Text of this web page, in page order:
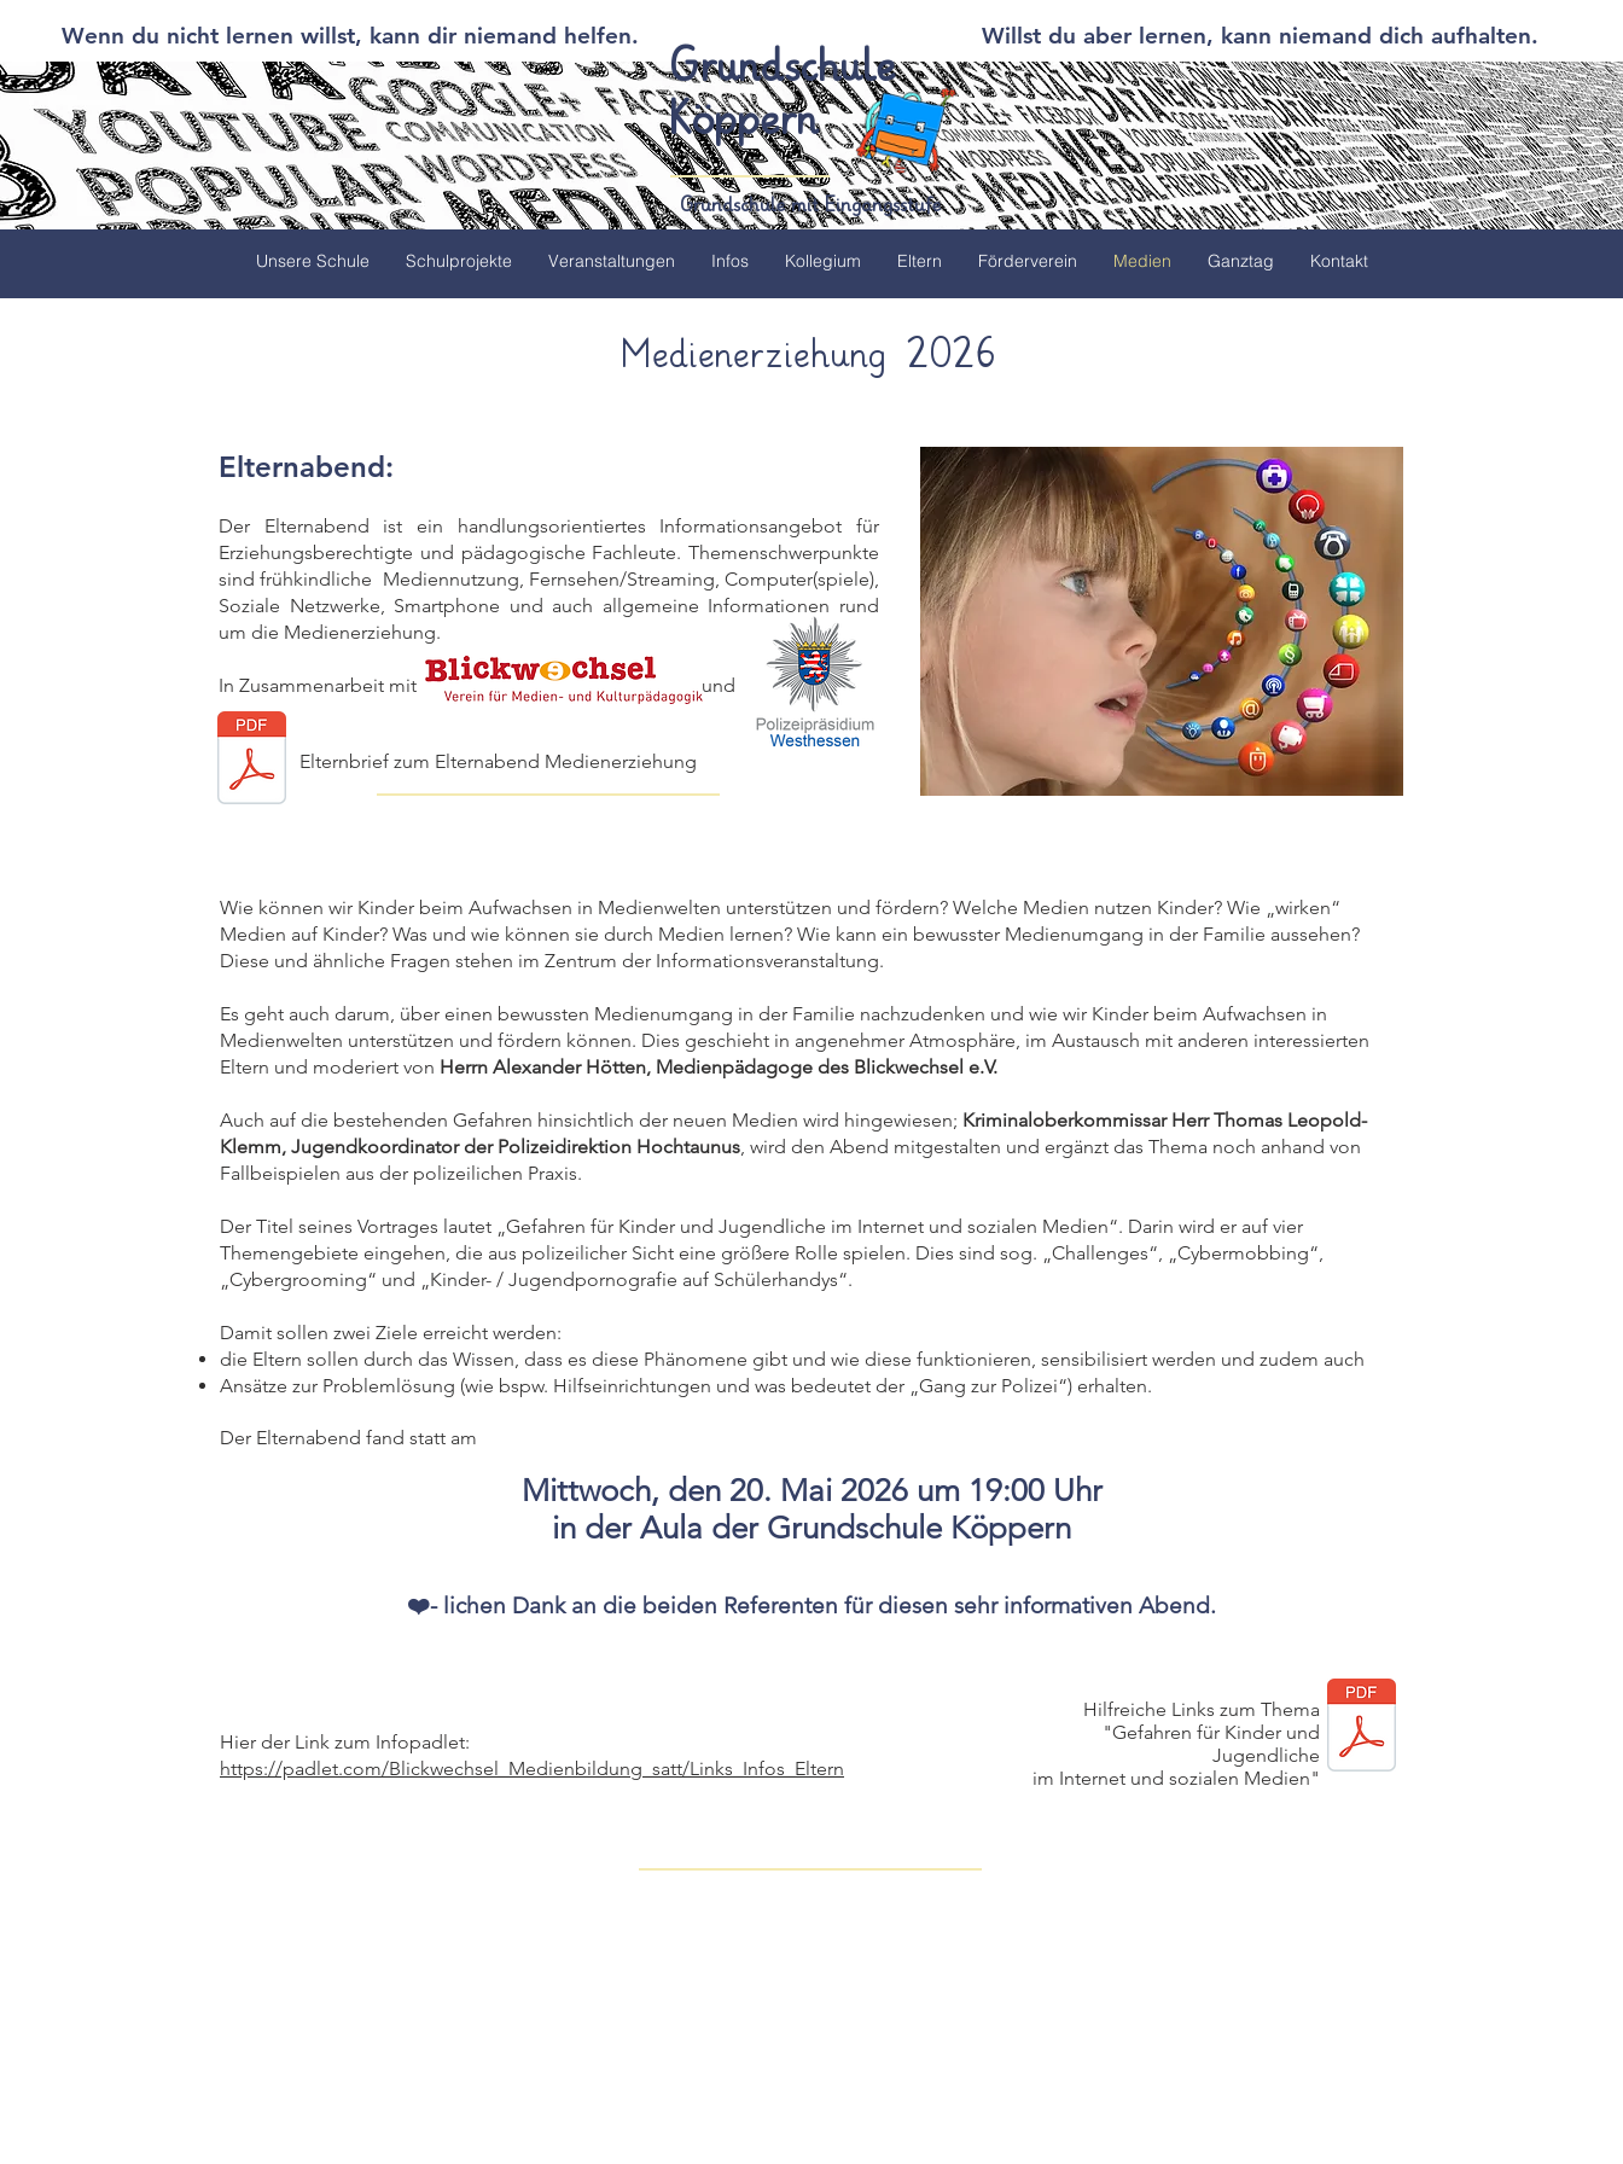
Wenn du nicht lernen willst, kann dir niemand helfen. Willst du aber lernen, kann niemand dich aufhalten.
Medienerziehung 2026
Elternabend:
Der Elternabend ist ein handlungsorientiertes Informationsangebot für
Erziehungsberechtigte und pädagogische Fachleute. Themenschwerpunkte
sind frühkindliche Mediennutzung, Fernsehen/Streaming, Computer(spiele),
Soziale Netzwerke, Smartphone und auch allgemeine Informationen rund
um die Medienerziehung.
In Zusammenarbeit mit und
Elternbrief zum Elternabend Medienerziehung
Wie können wir Kinder beim Aufwachsen in Medienwelten unterstützen und fördern? Welche Medien nutzen Kinder? Wie „wirken“
Medien auf Kinder? Was und wie können sie durch Medien lernen? Wie kann ein bewusster Medienumgang in der Familie aussehen?
Diese und ähnliche Fragen stehen im Zentrum der Informationsveranstaltung.
Es geht auch darum, über einen bewussten Medienumgang in der Familie nachzudenken und wie wir Kinder beim Aufwachsen in
Medienwelten unterstützen und fördern können. Dies geschieht in angenehmer Atmosphäre, im Austausch mit anderen interessierten
Eltern und moderiert von Herrn Alexander Hötten, Medienpädagoge des Blickwechsel e.V.
Auch auf die bestehenden Gefahren hinsichtlich der neuen Medien wird hingewiesen; Kriminaloberkommissar Herr Thomas Leopold-
Klemm, Jugendkoordinator der Polizeidirektion Hochtaunus, wird den Abend mitgestalten und ergänzt das Thema noch anhand von
Fallbeispielen aus der polizeilichen Praxis.
Der Titel seines Vortrages lautet „Gefahren für Kinder und Jugendliche im Internet und sozialen Medien“. Darin wird er auf vier
Themengebiete eingehen, die aus polizeilicher Sicht eine größere Rolle spielen. Dies sind sog. „Challenges“, „Cybermobbing“,
„Cybergrooming“ und „Kinder- / Jugendpornografie auf Schülerhandys“.
Damit sollen zwei Ziele erreicht werden:
die Eltern sollen durch das Wissen, dass es diese Phänomene gibt und wie diese funktionieren, sensibilisiert werden und zudem auch
Ansätze zur Problemlösung (wie bspw. Hilfseinrichtungen und was bedeutet der „Gang zur Polizei“) erhalten.
Der Elternabend fand statt am
Mittwoch, den 20. Mai 2026um 19:00 Uhr
in der Aula der Grundschule Köppern
❤️- lichen Dank an die beiden Referenten für diesen sehr informativen Abend.
Hier der Link zum Infopadlet:
https://padlet.com/Blickwechsel_Medienbildung_satt/Links_Infos_Eltern
Hilfreiche Links zum Thema
"Gefahren für Kinder und
Jugendliche
im Internet und sozialen Medien"
Unsere Schule Schulprojekte Veranstaltungen Infos Kollegium Eltern Förderverein Medien Ganztag Kontakt
Grundschule
Köppern
Grundschule mit Eingangsstufe